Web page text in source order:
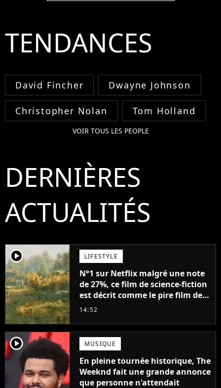
TENDANCES
David Fincher Dwayne Johnson
Christopher Nolan Tom Holland
VOIR TOUS LES PEOPLE
DERNIÈRES
ACTUALITÉS
player2 LIFESTYLE
N°1 sur Netflix malgré une note
de 27%, ce film de science-fiction
est décrit comme le pire film de
l'été 2026
14:52
player2 MUSIQUE
En pleine tournée historique, The
Weeknd fait une grande annonce
que personne n'attendait